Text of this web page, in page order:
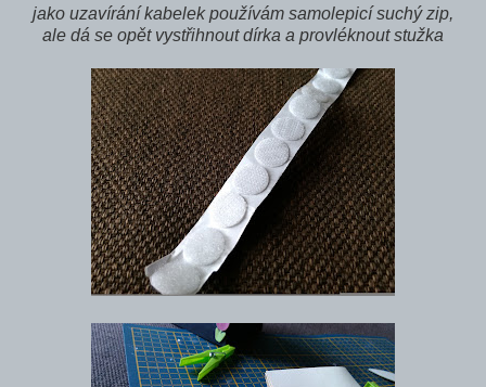
jako uzavírání kabelek používám samolepicí suchý zip,
ale dá se opět vystřihnout dírka a provléknout stužka